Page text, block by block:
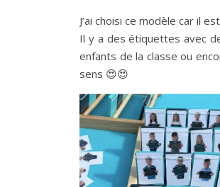
J’ai choisi ce modèle car il
Il y a des étiquettes avec
enfants de la classe ou
sens 😍😍